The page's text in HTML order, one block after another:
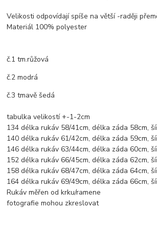
Velikosti odpovídají spíše na větší -raději
Materiál 100% polyester
č.1 tm.růžová
č.2 modrá
č.3 tmavě šedá
tabulka velikostí +-1-2cm
134 délka rukáv 58/41cm, délka záda 58cm,
140 délka rukáv 61/42cm, délka záda 59cm,
146 délka rukáv 63/44cm, délka záda 60cm,
152 délka rukáv 66/45cm, délka záda 62cm,
158 délka rukáv 68/47cm, délka záda 64cm,
164 délka rukáv 69/49cm, délka záda 66cm,
Rukáv měřen od krku/ramene
fotografie mohou zkreslovat